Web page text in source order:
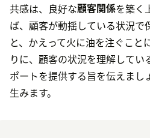
共感は、良好な顧客関係を築く
ば、顧客が動揺している状況で
と、かえって火に油を注ぐこと
りに、顧客の状況を理解して
ポートを提供する旨を伝えまし
生みます。